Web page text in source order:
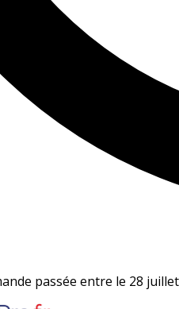
passée entre le 28